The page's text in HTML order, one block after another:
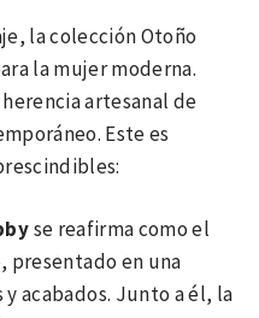
la colección Otoño
la mujer moderna.
artesanal de
Este es
se reafirma como el
en una
acabados. Junto a él, la